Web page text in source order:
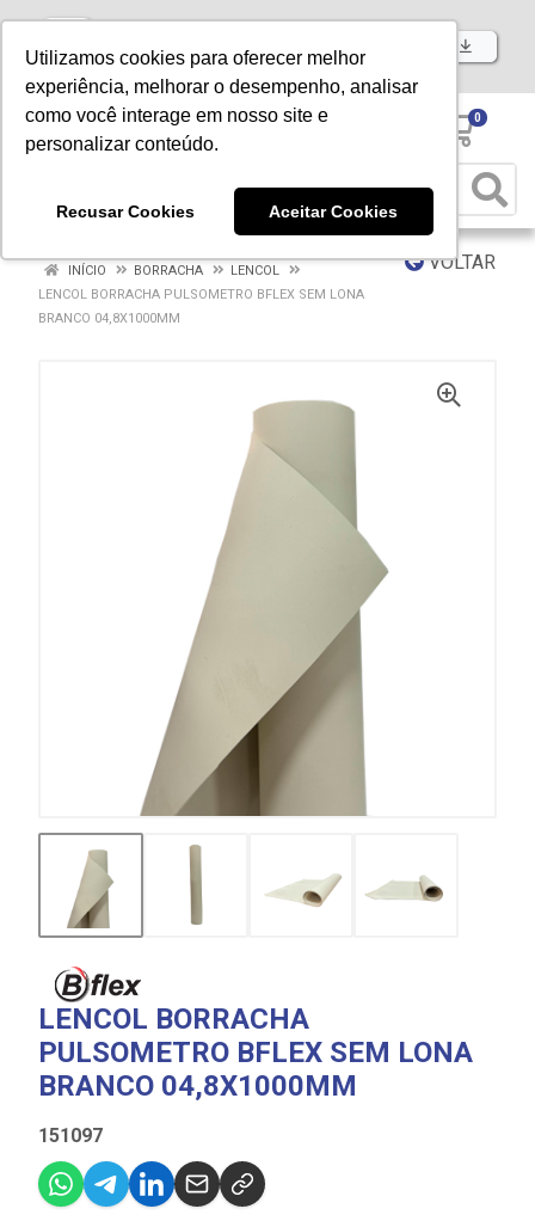
Utilizamos cookies para oferecer melhor
experiência, melhorar o desempenho, analisar
como você interage em nosso site e
personalizar conteúdo.
Recusar Cookies Aceitar Cookies
Baixe já nosso APP
0
VOLTAR
INÍCIO BORRACHA
LENCOL
LENCOL BORRACHA PULSOMETRO BFLEX SEM LONA
BRANCO 04,8X1000MM
LENCOL BORRACHA
PULSOMETRO BFLEX SEM LONA
BRANCO 04,8X1000MM
151097